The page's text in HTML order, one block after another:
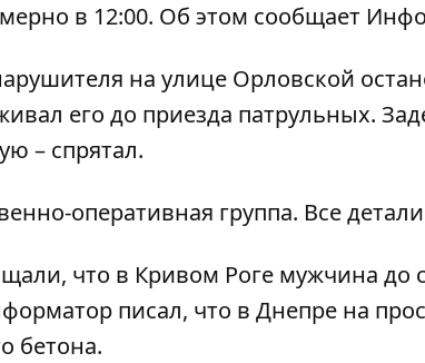
в 12:00. Об этом сообщает
на улице Орловской
его до приезда патрульных.
– спрятал.
оперативная группа. Все
что в Кривом Роге мужчина до
писал, что в Днепре на
бетона.